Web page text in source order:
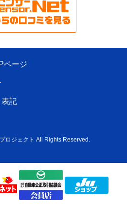
ページ
記
ロジェクト All Rights Reserved.